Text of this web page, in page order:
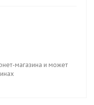
магазина и может